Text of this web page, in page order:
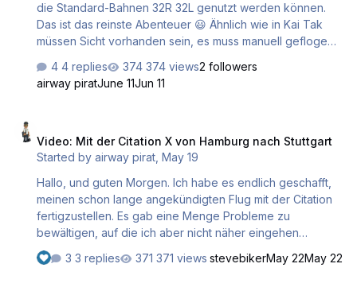
die Standard-Bahnen 32R 32L genutzt werden können.
Das ist das reinste Abenteuer 😃 Ähnlich wie in Kai Tak
müssen Sicht vorhanden sein, es muss manuell geflogen
richtigen Leben:
4 replies 374 views2 followers
airway piratJune 11Jun 11
Video: Mit der Citation X von Hamburg nach Stuttgart
Started byairway pirat ,May 19
Hallo, und guten Morgen. Ich habe es endlich geschafft,
meinen schon lange angekündigten Flug mit der Citation
fertigzustellen. Es gab eine Menge Probleme zu
bewältigen, auf die ich aber nicht näher eingehen
möchte. Nehmt Platz in der luxuriösen Kabine und genießt
die Aussicht. Ich wünsche euch einen angenehmen
3 replies 371 views stevebikerMay 22May 22